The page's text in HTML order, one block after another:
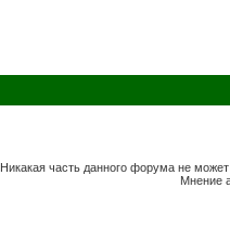
Никакая часть данного форума не
Мнение